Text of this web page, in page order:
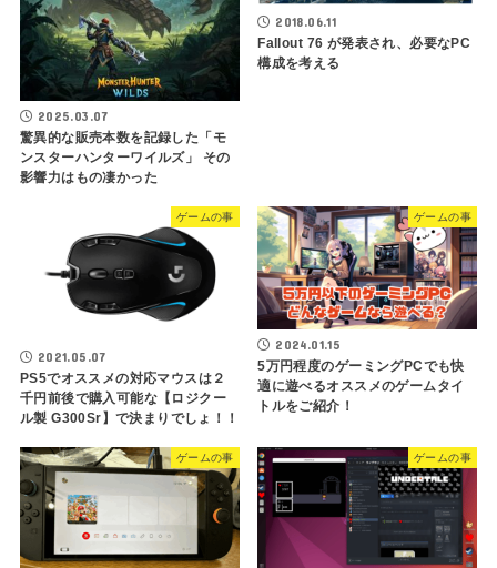
2025.03.07
驚異的な販売本数を記録した「モ
ンスターハンターワイルズ」 その
影響力はもの凄かった
2018.06.11
Fallout 76 が発表され、必要なPC
構成を考える
ゲームの事
2021.05.07
PS5でオススメの対応マウスは２
千円前後で購入可能な【ロジクー
ル製 G300Sr】で決まりでしょ！！
ゲームの事
2024.01.15
5万円程度のゲーミングPCでも快
適に遊べるオススメのゲームタイ
トルをご紹介！
ゲームの事 ゲームの事